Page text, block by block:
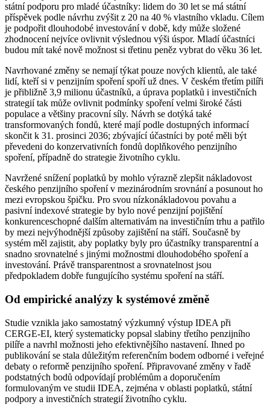
státní podporu pro mladé účastníky: lidem do 30 let se má státní
příspěvek podle návrhu zvýšit z 20 na 40 % vlastního vkladu. Cílem
je podpořit dlouhodobé investování v době, kdy může složené
zhodnocení nejvíce ovlivnit výslednou výši úspor. Mladí účastníci
budou mít také nově možnost si třetinu peněz vybrat do věku 36 let.
Navrhované změny se nemají týkat pouze nových klientů, ale také
lidí, kteří si v penzijním spoření spoří už dnes. V českém třetím pilíři
je přibližně 3,9 milionu účastníků, a úprava poplatků i investičních
strategií tak může ovlivnit podmínky spoření velmi široké části
populace a většiny pracovní síly. Návrh se dotýká také
transformovaných fondů, které mají podle dostupných informací
skončit k 31. prosinci 2036; zbývající účastníci by poté měli být
převedeni do konzervativních fondů doplňkového penzijního
spoření, případně do strategie životního cyklu.
Navržené snížení poplatků by mohlo výrazně zlepšit nákladovost
českého penzijního spoření v mezinárodním srovnání a posunout ho
mezi evropskou špičku. Pro svou nízkonákladovou povahu a
pasivní indexové strategie by bylo nové penzijní pojištění
konkurenceschopné dalším alternativám na investičním trhu a patřilo
by mezi nejvýhodnější způsoby zajištění na stáří. Současně by
systém měl zajistit, aby poplatky byly pro účastníky transparentní a
snadno srovnatelné s jinými možnostmi dlouhodobého spoření a
investování. Právě transparentnost a srovnatelnost jsou
předpokladem dobře fungujícího systému spoření na stáří.
Od empirické analýzy k systémové změně
Studie vznikla jako samostatný výzkumný výstup IDEA při
CERGE-EI, který systematicky popsal slabiny třetího penzijního
pilíře a navrhl možnosti jeho efektivnějšího nastavení. Ihned po
publikování se stala důležitým referenčním bodem odborné i veřejné
debaty o reformě penzijního spoření. Připravované změny v řadě
podstatných bodů odpovídají problémům a doporučením
formulovaným ve studii IDEA, zejména v oblasti poplatků, státní
podpory a investičních strategií životního cyklu.